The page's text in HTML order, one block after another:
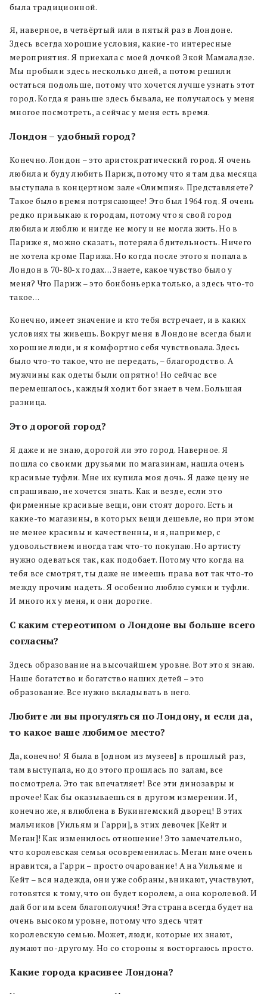
была традиционной.
Я, наверное, в четвёртый или в пятый раз в Лондоне.
Здесь всегда хорошие условия, какие-то интересные
мероприятия. Я приехала c моей дочкой Экой Мамаладзе.
Мы пробыли здесь несколько дней, а потом решили
остаться подольше, потому что хочется лучше узнать этот
город. Когда я раньше здесь бывала, не получалось у меня
многое посмотреть, а сейчас у меня есть время.
Лондон – удобный город?
Конечно. Лондон – это аристократический город. Я очень
любила и буду любить Париж, потому что я там два месяца
выступала в концертном зале «Олимпия». Представляете?
Такое было время потрясающее! Это был 1964 год. Я очень
редко привыкаю к городам, потому что я свой город
любила и люблю и нигде не могу и не могла жить. Но в
Париже я, можно сказать, потеряла бдительность. Ничего
не хотела кроме Парижа. Но когда после этого я попала в
Лондон в 70-80-х годах… Знаете, какое чувство было у
меня? Что Париж – это бонбоньерка только, а здесь что-то
такое…
Конечно, имеет значение и кто тебя встречает, и в каких
условиях ты живешь. Вокруг меня в Лондоне всегда были
хорошие люди, и я комфортно себя чувствовала. Здесь
было что-то такое, что не передать, – благородство. А
мужчины как одеты были опрятно! Но сейчас все
перемешалось, каждый ходит бог знает в чем. Большая
разница.
Это дорогой город?
Я даже и не знаю, дорогой ли это город. Наверное. Я
пошла со своими друзьями по магазинам, нашла очень
красивые туфли. Мне их купила моя дочь. Я даже цену не
спрашиваю, не хочется знать. Как и везде, если это
фирменные красивые вещи, они стоят дорого. Есть и
какие-то магазины, в которых вещи дешевле, но при этом
не менее красивы и качественны, и я, например, с
удовольствием иногда там что-то покупаю. Но артисту
нужно одеваться так, как подобает. Потому что когда на
тебя все смотрят, ты даже не имеешь права вот так что-то
между прочим надеть. Я особенно люблю сумки и туфли.
И много их у меня, и они дорогие.
С каким стереотипом о Лондоне вы больше всего
согласны?
Здесь образование на высочайшем уровне. Вот это я знаю.
Наше богатство и богатство наших детей – это
образование. Все нужно вкладывать в него.
Любите ли вы прогуляться по Лондону, и если да,
то какое ваше любимое место?
Да, конечно! Я была в [одном из музеев] в прошлый раз,
там выступала, но до этого прошлась по залам, все
посмотрела. Это так впечатляет! Все эти динозавры и
прочее! Как бы оказываешься в другом измерении. И,
конечно же, я влюблена в Букингемский дворец! В этих
мальчиков [Уильям и Гарри], в этих девочек [Кейт и
Меган]! Как изменилось отношение! Это замечательно,
что королевская семья осовременилась. Меган мне очень
нравится, а Гарри – просто очарование! А на Уильяме и
Кейт – вся надежда, они уже собраны, вникают, участвуют,
готовятся к тому, что он будет королем, а она королевой. И
дай бог им всем благополучия! Эта страна всегда будет на
очень высоком уровне, потому что здесь чтят
королевскую семью. Может, люди, которые их знают,
думают по-другому. Но со стороны я восторгаюсь просто.
Какие города красивее Лондона?